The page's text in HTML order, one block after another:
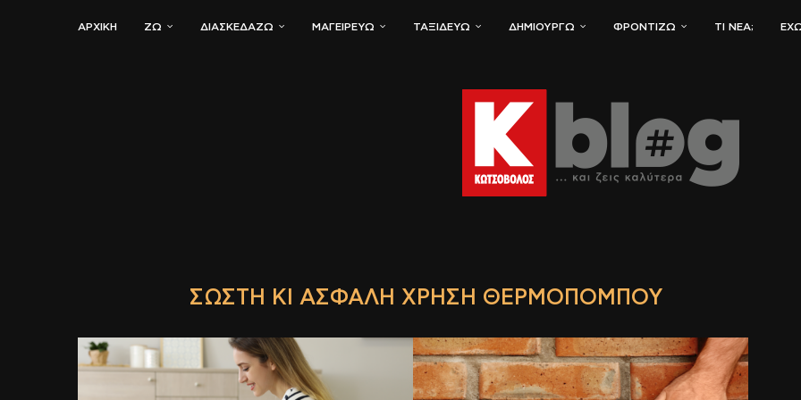
ΑΡΧΙΚΗ ΖΏ ΔΙΑΣΚΕΔΆΖΩ ΜΑΓΕΙΡΕΎΩ ΤΑΞΙΔΕΎΩ ΔΗΜΙΟΥΡΓΏ ΦΡΟΝΤΊΖΩ ΤΙ ΝΈΑ;
ΣΩΣΤΉ ΚΙ ΑΣΦΑΛΉ ΧΡΉΣΗ ΘΕΡΜΟΠΟΜΠΟΎ